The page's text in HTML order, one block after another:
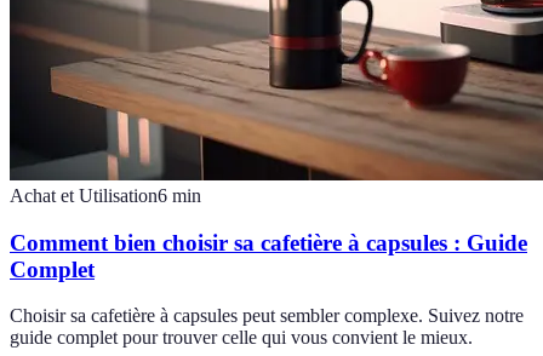
Achat et Utilisation6 min
Comment bien choisir sa cafetière à capsules : Guide
Complet
Choisir sa cafetière à capsules peut sembler complexe. Suivez notre
guide complet pour trouver celle qui vous convient le mieux.